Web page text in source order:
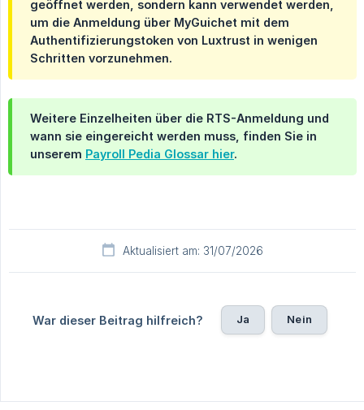
geöffnet werden, sondern kann verwendet werden,
um die Anmeldung über MyGuichet mit dem
Authentifizierungstoken von Luxtrust in wenigen
Schritten vorzunehmen.
Weitere Einzelheiten über die RTS-Anmeldung und
wann sie eingereicht werden muss, finden Sie in
unserem Payroll Pedia Glossar hier.
Aktualisiert am: 31/07/2026
War dieser Beitrag hilfreich? Ja Nein